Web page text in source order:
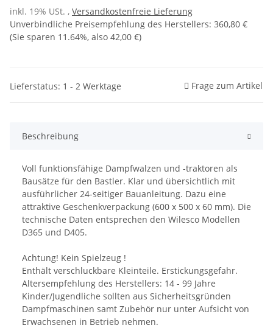
inkl. 19% USt. , Versandkostenfreie Lieferung
Unverbindliche Preisempfehlung des Herstellers: 360,80 €
(Sie sparen 11.64%, also 42,00 €)
Lieferstatus: 1 - 2 Werktage Frage zum Artikel
Beschreibung
Voll funktionsfähige Dampfwalzen und -traktoren als
Bausätze für den Bastler. Klar und übersichtlich mit
ausführlicher 24-seitiger Bauanleitung. Dazu eine
attraktive Geschenkverpackung (600 x 500 x 60 mm). Die
technische Daten entsprechen den Wilesco Modellen
D365 und D405.
Achtung! Kein Spielzeug !
Enthält verschluckbare Kleinteile. Erstickungsgefahr.
Altersempfehlung des Herstellers: 14 - 99 Jahre
Kinder/Jugendliche sollten aus Sicherheitsgründen
Dampfmaschinen samt Zubehör nur unter Aufsicht von
Erwachsenen in Betrieb nehmen.